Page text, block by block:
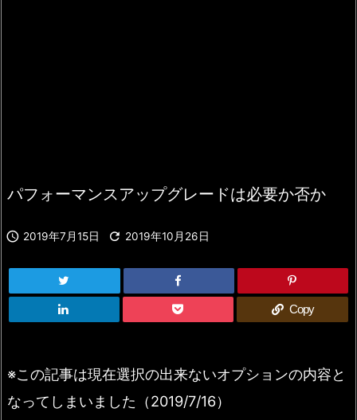
パフォーマンスアップグレードは必要か否か
 2019年7月15日  2019年10月26日
Copy
※この記事は現在選択の出来ないオプションの内容と
なってしまいました（2019/7/16）